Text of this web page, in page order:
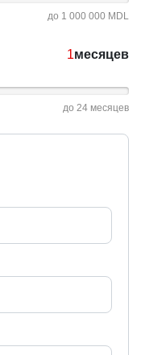
до 1 000 000 MDL
месяцев
до 24 месяцев